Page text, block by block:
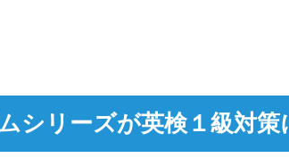
シリーズが英検１級対